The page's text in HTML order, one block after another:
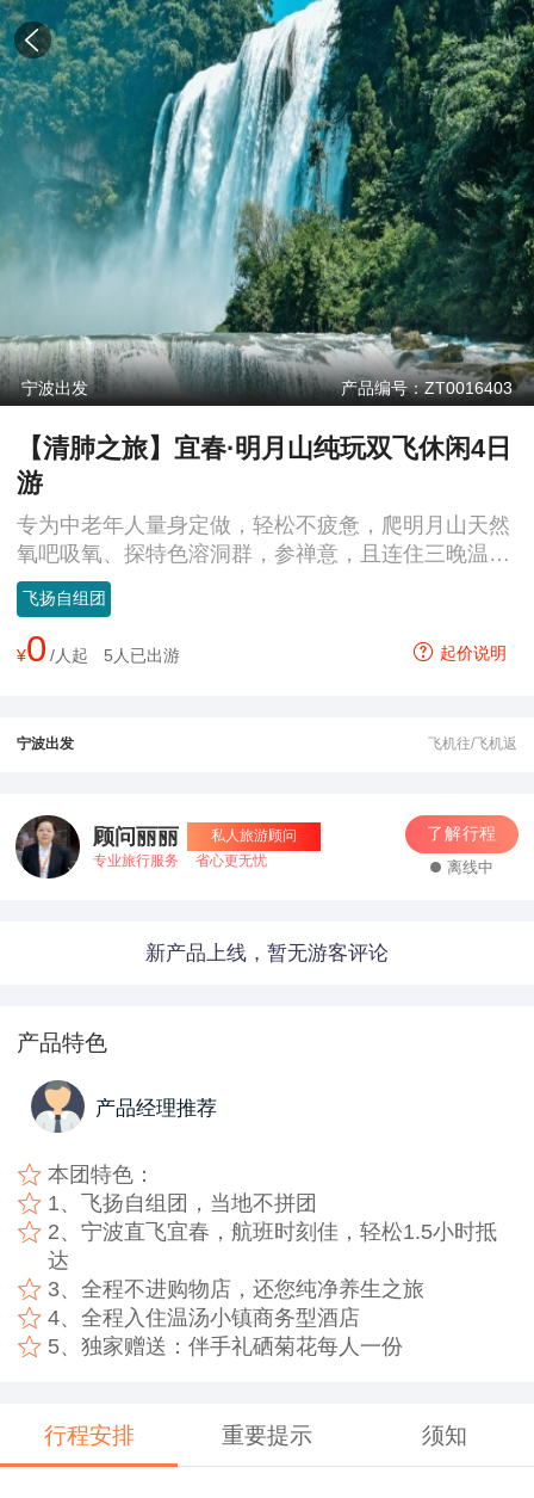
宁波出发 产品编号：ZT0016403
【清肺之旅】宜春·明月山纯玩双飞休闲4日
游
专为中老年人量身定做，轻松不疲惫，爬明月山天然
氧吧吸氧、探特色溶洞群，参禅意，且连住三晚温汤
镇酒店，寻觅富硒美食。
飞扬自组团
¥0 /人起 5人已出游 起价说明
宁波出发 飞机往/飞机返
顾问丽丽
私人旅游顾问
专业旅行服务
省心更无忧
了解行程
离线中
新产品上线，暂无游客评论
产品特色
产品经理推荐
本团特色：
1、飞扬自组团，当地不拼团
2、宁波直飞宜春，航班时刻佳，轻松1.5小时抵
达
3、全程不进购物店，还您纯净养生之旅
4、全程入住温汤小镇商务型酒店
5、独家赠送：伴手礼硒菊花每人一份
行程安排 重要提示 须知